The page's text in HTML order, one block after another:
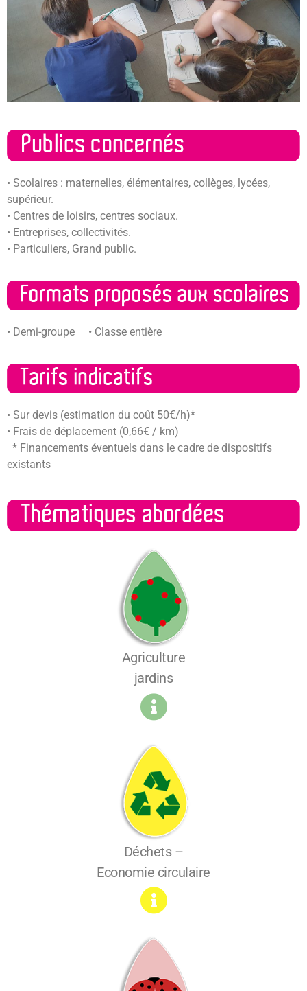
• Scolaires : maternelles, élémentaires, collèges, lycées,
supérieur.
• Centres de loisirs, centres sociaux.
• Entreprises, collectivités.
• Particuliers, Grand public.
• Demi-groupe • Classe entière
• Sur devis (estimation du coût 50€/h)*
• Frais de déplacement (0,66€ / km)
* Financements éventuels dans le cadre de dispositifs
existants
Agriculture
jardins
Déchets –
Economie circulaire